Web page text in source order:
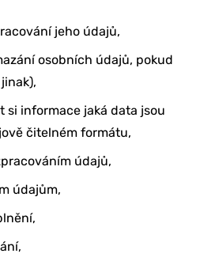
jeho údajů,
osobních údajů, pokud
si informace jaká data jsou
čitelném formátu,
údajů,
údajům,